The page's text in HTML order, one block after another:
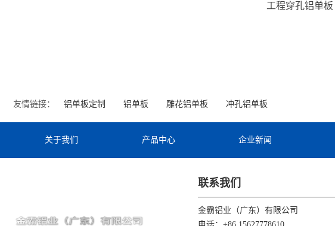
工程穿孔铝单板
友情链接： 铝单板定制 铝单板 雕花铝单板 冲孔铝单板
关于我们 产品中心 企业新闻
联系我们
金霸铝业（广东）有限公司